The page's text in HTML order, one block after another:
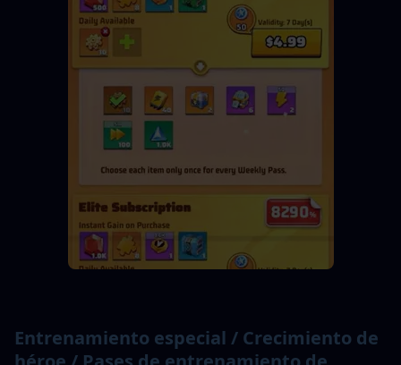
Entrenamiento especial / Crecimiento de